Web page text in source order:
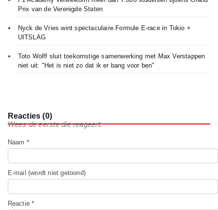
Prix van de Verenigde Staten
Nyck de Vries wint spectaculaire Formule E-race in Tokio +
UITSLAG
Toto Wolff sluit toekomstige samenwerking met Max Verstappen
niet uit: "Het is niet zo dat ik er bang voor ben"
Reacties (0)
Wees de eerste die reageert.
Naam *
E-mail (wordt niet getoond)
Reactie *